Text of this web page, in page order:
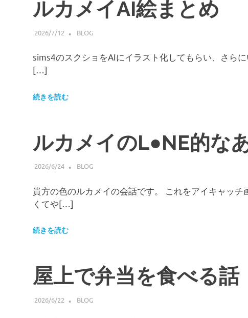
ルカメイAI絵まとめ
2026/7/12 HIROSERYO
BLOG
sims4のスクショをAIにイラスト化してもらい、さら
[…]
続きを読む
ルカメイのL●NE的な
2026/6/24 HIROSERYO
BLOG
貴方の色のルカメイの会話です。 これをアイキャッ
くてや[…]
続きを読む
屋上で弁当を食べる話
2026/6/22 HIROSERYO
BLOG